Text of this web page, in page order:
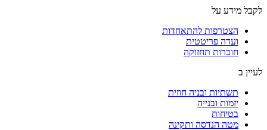
לקבל מידע על
הצטרפות להתאחדות
ועדה פריטטית
חוברות תחזוקה
לעיין ב
תשתיות ובניה חוזית
יזמות ובנייה
בטיחות
מטה הנדסה ותקינה